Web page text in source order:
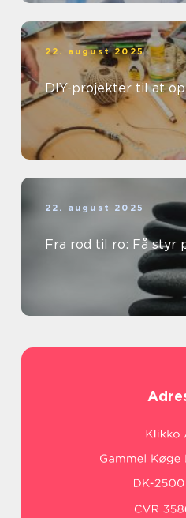
22. august 2025
DIY-projekter til at
22. august 2025
Fra rod til ro: Få styr